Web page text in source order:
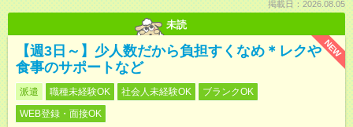
掲載日：2026.08.05
未読
NEW
【週3日～】少人数だから負担すくなめ＊レクや
食事のサポートなど
派遣 職種未経験OK 社会人未経験OK
ブランクOK
WEB登録・面接OK